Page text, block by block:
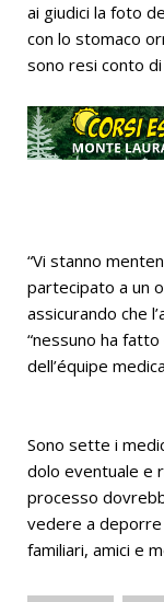
ai giudici la foto
con lo stomaco
sono resi conto di
“Vi stanno
partecipato a un
assicurando che
“nessuno ha fatto
dell’équipe
Sono sette i
dolo eventuale e
processo
vedere a
familiari, amici e